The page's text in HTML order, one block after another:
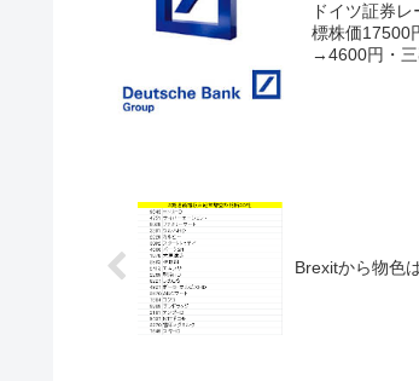
ドイツ証券
標株価
→4600円・三
Brexitから物色